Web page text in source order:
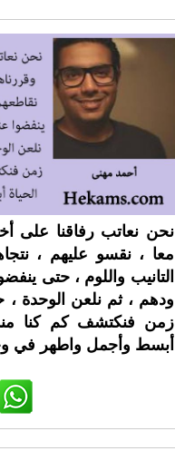
نحن نعاتب رفاقنا على
معا ، نقسو عليهم ،
التانيب واللوم ، حتى
ودهم ، ثم نلعن الوحدة
زمن فنكتشف كم كنا
أبسط وأجمل واطهر في